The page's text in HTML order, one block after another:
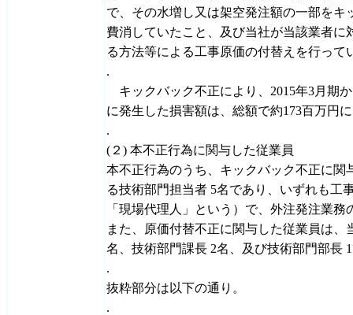
で、その水増し又は架空発注額の一部を
費消していたこと、及び当社が当該業者
る方法等による工事原価の付替えを行って
.
キックバック不正により、2015年3月期
に発生した損害額は、総額で約173百万円
.
(２) 本不正行為に関与した従業員
本不正行為のうち、キックバック不正に
る技術部門担当者 5名であり、いずれも工
「現場代理人」という）で、外注発注業
また、原価付替不正に関与した従業員は
名、技術部門課長 2名、及び技術部門部長
.
抜粋部分は以下の通り。
.